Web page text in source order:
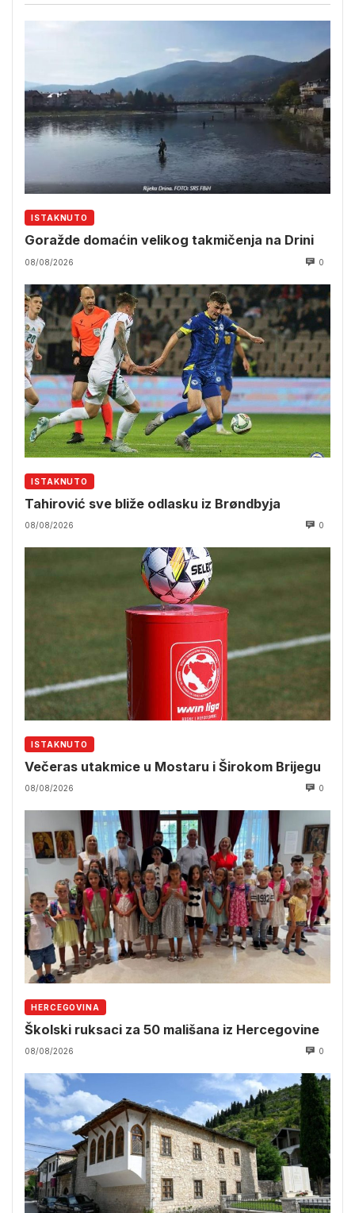
ISTAKNUTO
Goražde domaćin velikog takmičenja na Drini
08/08/2026 0
ISTAKNUTO
Tahirović sve bliže odlasku iz Brøndbyja
08/08/2026 0
ISTAKNUTO
Večeras utakmice u Mostaru i Širokom Brijegu
08/08/2026 0
HERCEGOVINA
Školski ruksaci za 50 mališana iz Hercegovine
08/08/2026 0